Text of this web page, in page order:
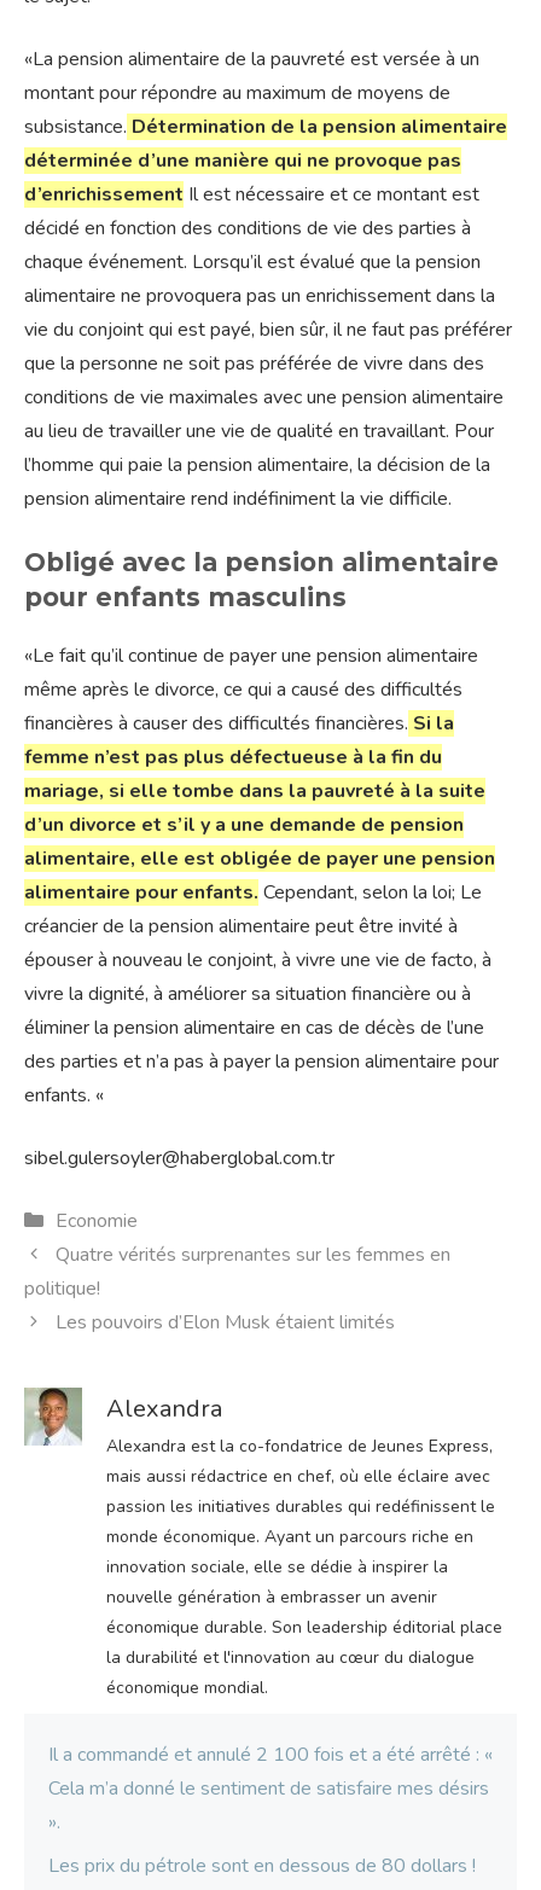
«La pension alimentaire de la pauvreté est versée à un
montant pour répondre au maximum de moyens de
subsistance. Détermination de la pension alimentaire
déterminée d’une manière qui ne provoque pas
d’enrichissement Il est nécessaire et ce montant est
décidé en fonction des conditions de vie des parties à
chaque événement. Lorsqu’il est évalué que la pension
alimentaire ne provoquera pas un enrichissement dans la
vie du conjoint qui est payé, bien sûr, il ne faut pas préférer
que la personne ne soit pas préférée de vivre dans des
conditions de vie maximales avec une pension alimentaire
au lieu de travailler une vie de qualité en travaillant. Pour
l’homme qui paie la pension alimentaire, la décision de la
pension alimentaire rend indéfiniment la vie difficile.
Obligé avec la pension alimentaire
pour enfants masculins
«Le fait qu’il continue de payer une pension alimentaire
même après le divorce, ce qui a causé des difficultés
financières à causer des difficultés financières. Si la
femme n’est pas plus défectueuse à la fin du
mariage, si elle tombe dans la pauvreté à la suite
d’un divorce et s’il y a une demande de pension
alimentaire, elle est obligée de payer une pension
alimentaire pour enfants. Cependant, selon la loi; Le
créancier de la pension alimentaire peut être invité à
épouser à nouveau le conjoint, à vivre une vie de facto, à
vivre la dignité, à améliorer sa situation financière ou à
éliminer la pension alimentaire en cas de décès de l’une
des parties et n’a pas à payer la pension alimentaire pour
enfants. «
sibel.gulersoyler@haberglobal.com.tr
Catégories
Economie
Quatre vérités surprenantes sur les femmes en
politique!
Les pouvoirs d’Elon Musk étaient limités
Alexandra
Alexandra est la co-fondatrice de Jeunes Express,
mais aussi rédactrice en chef, où elle éclaire avec
passion les initiatives durables qui redéfinissent le
monde économique. Ayant un parcours riche en
innovation sociale, elle se dédie à inspirer la
nouvelle génération à embrasser un avenir
économique durable. Son leadership éditorial place
la durabilité et l'innovation au cœur du dialogue
économique mondial.
Il a commandé et annulé 2 100 fois et a été arrêté : «
Cela m’a donné le sentiment de satisfaire mes désirs
».
Les prix du pétrole sont en dessous de 80 dollars !